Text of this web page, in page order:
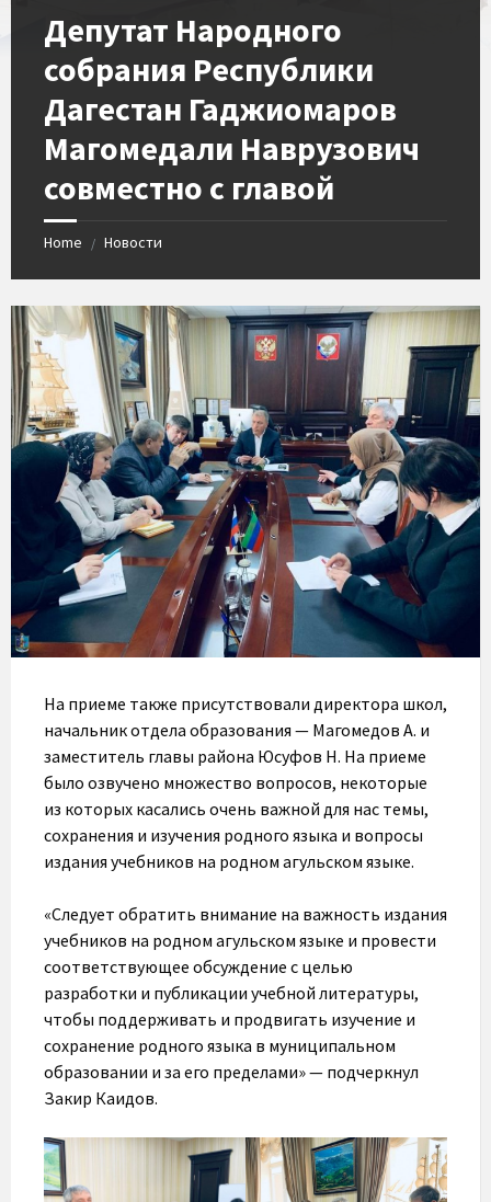
Депутат Народного
собрания Республики
Дагестан Гаджиомаров
Магомедали Наврузович
совместно с главой
Home / Новости
На приеме также присутствовали директора школ,
начальник отдела образования — Магомедов А. и
заместитель главы района Юсуфов Н. На приеме
было озвучено множество вопросов, некоторые
из которых касались очень важной для нас темы,
сохранения и изучения родного языка и вопросы
издания учебников на родном агульском языке.
«Следует обратить внимание на важность издания
учебников на родном агульском языке и провести
соответствующее обсуждение с целью
разработки и публикации учебной литературы,
чтобы поддерживать и продвигать изучение и
сохранение родного языка в муниципальном
образовании и за его пределами» — подчеркнул
Закир Каидов.